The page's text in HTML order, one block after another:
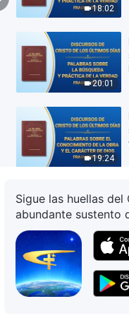
18:02
20:01
19:24
21:52
Sigue las huellas
abundante sustento